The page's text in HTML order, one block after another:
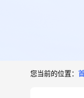
您当前的位置：